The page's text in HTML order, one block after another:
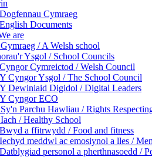
Dogfennau Cymraeg
English Documents
are
/ A Welsh school
Ysgol / School Councils
Cyngor Cymreictod / Welsh Council
Y Cyngor Ysgol / The School Council
Y Dewiniaid Digidol / Digital Leaders
Y Cyngor ECO
Parchu Hawliau / Rights
/ Healthy School
Bwyd a ffitrwydd / Food and fitness
Iechyd meddwl ac emosiynol a lles /
Datblygiad personol a pherthnasoedd /